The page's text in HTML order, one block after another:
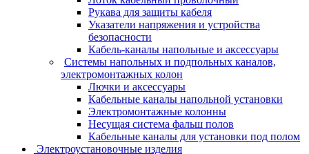
Рукава для защиты кабеля
Указатели напряжения и устройства
безопасности
Кабель-каналы напольные и аксессуары
Системы напольных и подпольных каналов,
электромонтажных колон
Лючки и аксессуары
Кабельные каналы напольной установки
Электромонтажные колонны
Несущая система фальш полов
Кабельные каналы для установки под полом
Электроустановочные изделия